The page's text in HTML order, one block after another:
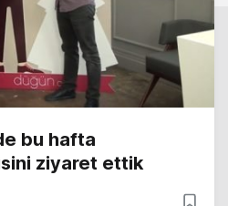
bu hafta
ziyaret ettik